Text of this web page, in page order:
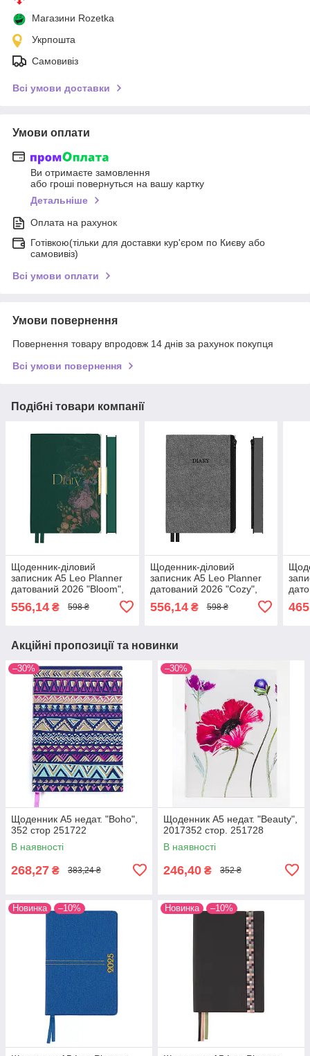
Магазини Rozetka
Укрпошта
Самовивіз
Всі умови доставки
Умови оплати
Ви отримаєте замовлення
або гроші повернуться на вашу картку
Детальніше
Оплата на рахунок
Готівкою(тільки для доставки кур'єром по Києву або
самовивіз)
Всі умови оплати
Умови повернення
Повернення товару впродовж 14 днів за рахунок покупця
Всі умови повернення
Подібні товари компанії
Щоденник-діловий
записник А5 Leo Planner
датований 2026 "Bloom",
(252683)
556,14 ₴ 598 ₴
Щоденник-діловий
записник А5 Leo Planner
датований 2026 "Cozy",
(252682)
556,14₴ 598 ₴ 465
Акційні пропозиції та новинки
–30%
Щоденник А5 недат. "Boho",
352 стор 251722
В наявності
268,27 ₴ 383,24 ₴
–30%
Щоденник А5 недат. "Beauty",
2017352 стор. 251728
В наявності
246,40 ₴ 352 ₴
Новинка –10% Новинка –10%